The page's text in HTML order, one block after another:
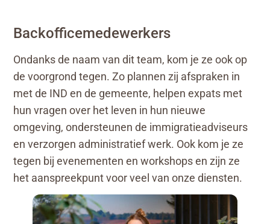
Backofficemedewerkers
Ondanks de naam van dit team, kom je ze ookop
de voorgrond tegen. Zo plannen zij afspraken in
met de IND en de gemeente, helpenexpats met
hun vragen over het leven in hun nieuwe
omgeving,ondersteunen de immigratieadviseurs
en verzorgen administratief werk. Ook kom je ze
tegen bij evenementen en workshops en zijn ze
het aanspreekpunt voor veel van onze diensten.